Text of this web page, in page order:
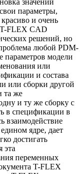
параметры,
и очень
T-FLEX CAD
решений, но
любой PDM-
параметров модели
или
и состава
или сборки другой
та же
и ту же сборку с
в спецификации в
взаимодействие
ядре, дает
достигать
эта
переменных
T-FLEX